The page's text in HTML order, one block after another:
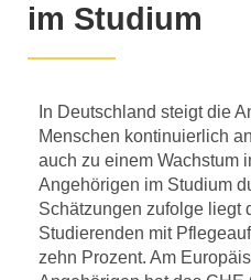
im Studium
In Deutschland steigt die
Menschen kontinuierlich
auch zu einem Wachstum
Angehörigen im Studium
Schätzungen zufolge liegt
Studierenden mit
zehn Prozent. Am